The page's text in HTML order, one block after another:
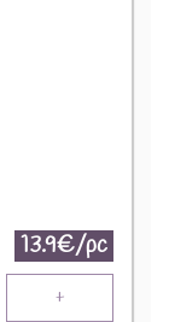
13.9€/pc
+